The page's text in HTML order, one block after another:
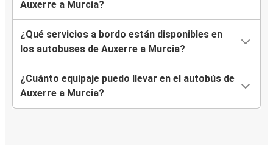
Auxerre a Murcia?
¿Qué servicios a bordo están disponibles en
los autobuses de Auxerre a Murcia?
¿Cuánto equipaje puedo llevar en el autobús de
Auxerre a Murcia?